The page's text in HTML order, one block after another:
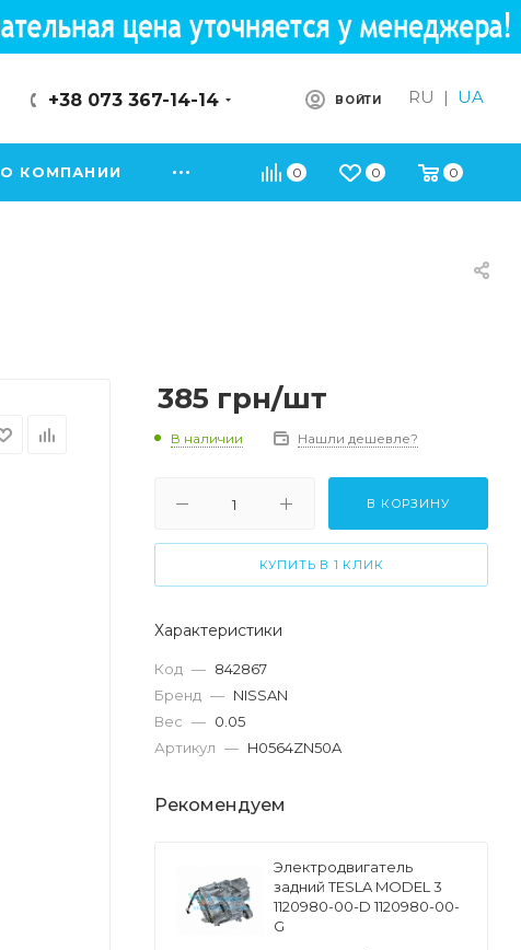
RU | UA
ВОЙТИ
+38 073 367-14-14
0 0 0
О КОМПАНИИ
385 грн/шт
В наличии Нашли дешевле?
В КОРЗИНУ
КУПИТЬ В 1 КЛИК
Характеристики
Код — 842867
Бренд — NISSAN
Вес — 0.05
Артикул — H0564ZN50A
Рекомендуем
Электродвигатель
задний TESLA MODEL 3
1120980-00-D 1120980-00-
G